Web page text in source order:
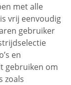
met alle
vrij eenvoudig
gebruiker
en
gebruiken om
zoals